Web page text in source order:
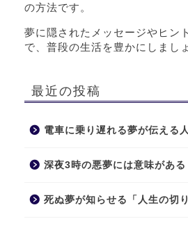
の方法です。
夢に隠されたメッセージやヒン
で、普段の生活を豊かにしまし
最近の投稿
電車に乗り遅れる夢が伝える
深夜3時の悪夢には意味がある
死ぬ夢が知らせる「人生の切